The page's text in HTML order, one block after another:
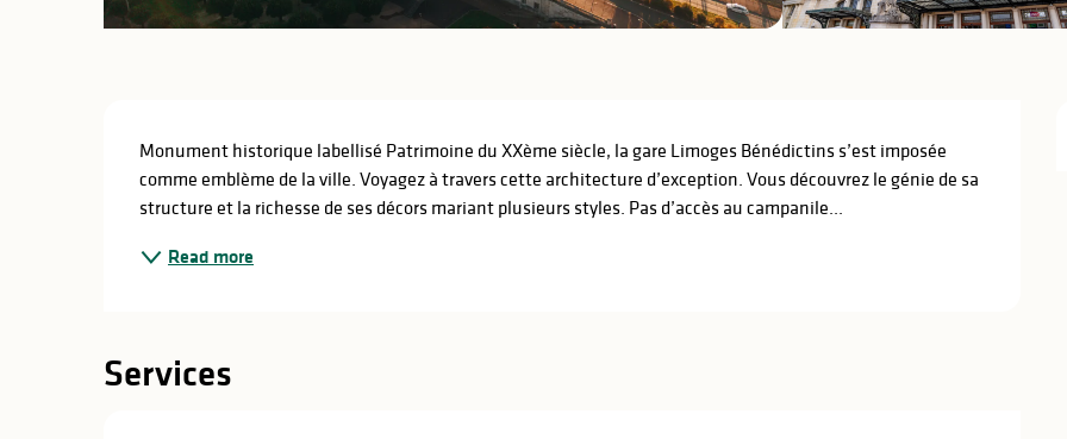
Description
Monument historique labellisé Patrimoine du XXème siècle, la gare Limoges Bénédictins s’est imposée
comme emblème de la ville. Voyagez à travers cette architecture d’exception. Vous découvrez le génie de sa
structure et la richesse de ses décors mariant plusieurs styles. Pas d’accès au campanile...
Read more
Services